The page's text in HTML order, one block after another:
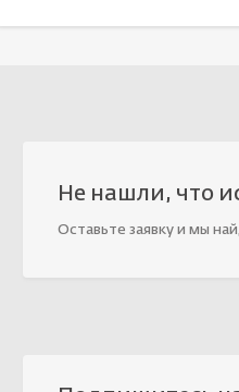
Не нашли, что
Оставьте заявку и мы